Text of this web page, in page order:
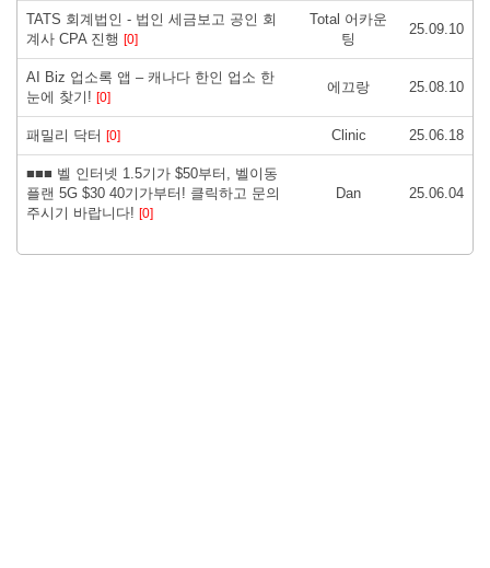
TATS 회계법인 - 법인 세금보고 공인 회
계사 CPA 진행 [0]
Total 어카운
팅
25.09.10
AI Biz 업소록 앱 – 캐나다 한인 업소 한
눈에 찾기! [0]
에끄랑 25.08.10
패밀리 닥터 [0] Clinic 25.06.18
■■■ 벨 인터넷 1.5기가 $50부터, 벨이동
플랜 5G $30 40기가부터! 클릭하고 문의
주시기 바랍니다! [0]
Dan 25.06.04